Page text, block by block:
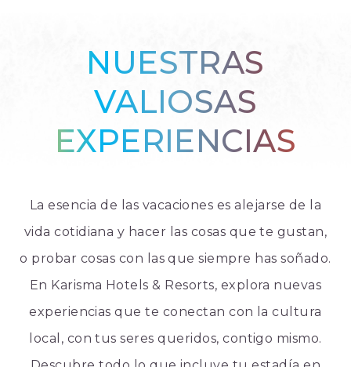
NUESTRAS
VALIOSAS
EXPERIENCIAS
La esencia de las vacaciones es alejarse de la
vida cotidiana y hacer las cosas que te gustan,
o probar cosas con las que siempre has soñado.
En Karisma Hotels & Resorts, explora nuevas
experiencias que te conectan con la cultura
local, con tus seres queridos, contigo mismo.